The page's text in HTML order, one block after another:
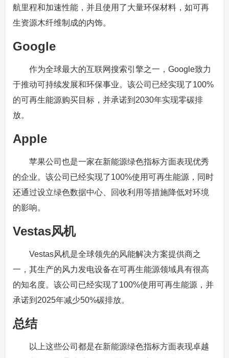
航里程和加速性能，并且使用了大量环保材料，如可再
生资源木纤维制成的内饰。
Google
作为全球最大的互联网搜索引擎之一，Google致力
于推动可持续发展和环保事业。该公司已经实现了100%
的可再生能源购买目标，并承诺到2030年实现零碳排
放。
Apple
苹果公司也是一家在新能源绿色指标方面表现优秀
的企业。该公司已经实现了100%使用可再生能源，同时
还通过设立绿色数据中心、回收利用等措施降低对环境
的影响。
Vestas风机
Vestas风机是全球领先的风能解决方案提供商之
一，其生产的风力发电设备在可再生能源领域具有很高
的知名度。该公司已经实现了100%使用可再生能源，并
承诺到2025年减少50%碳排放。
总结
以上这些公司都是在新能源绿色指标方面表现卓越